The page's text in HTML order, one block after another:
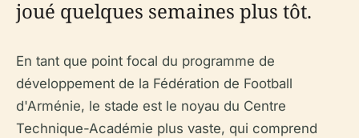
joué quelques semaines plus tôt.
En tant que point focal du programme de
développement de la Fédération de Football
d'Arménie, le stade est le noyau du Centre
Technique-Académie plus vaste, qui comprend